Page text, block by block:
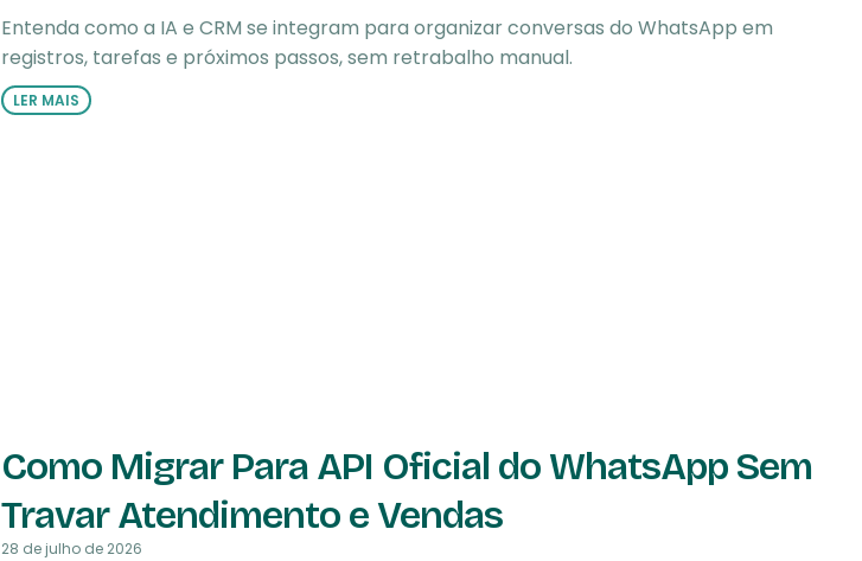
Entenda como a IA e CRM se integram para organizar conversas do WhatsApp em
registros, tarefas e próximos passos, sem retrabalho manual.
LER MAIS
Como Migrar Para API Oficial do WhatsApp Sem
Travar Atendimento e Vendas
28 de julho de 2026